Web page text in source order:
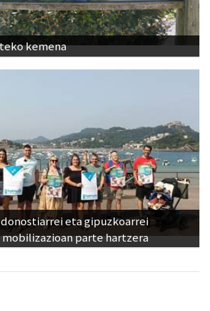
kemena
eta gipuzkoarrei
parte hartzera